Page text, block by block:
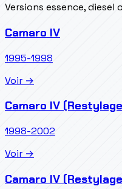
Versions essence, diesel
Camaro IV
1995-1998
Voir →
Camaro IV
1998-2002
Voir →
Camaro IV